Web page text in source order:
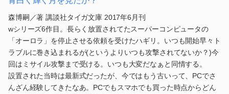
森博嗣／著 講談社タイガ文庫 2017年6月刊
wシリーズ6作目。長らく放置されてたスーパーコンピュータの
「オーロラ」を停止させる依頼を受けたハギリ。いつも開始早々ト
ラブルに巻き込まれるが(というよりいつも攻撃されてないか？)今
回はミサイル攻撃まで受ける。いつも大変だなぁと同情する。
設置された当時は最新式だったが、今ではもう古いって、PCでさ
んざん経験してきたなあ。PCでもスマホでも買った時点からどん